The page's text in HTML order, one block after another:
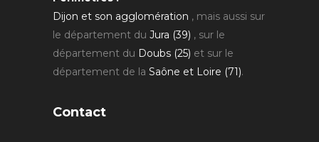
Dijon et son agglomération , mais aussi sur
le département du Jura (39) , sur le
département du Doubs (25) et sur le
département de la Saône et Loire (71).
Contact